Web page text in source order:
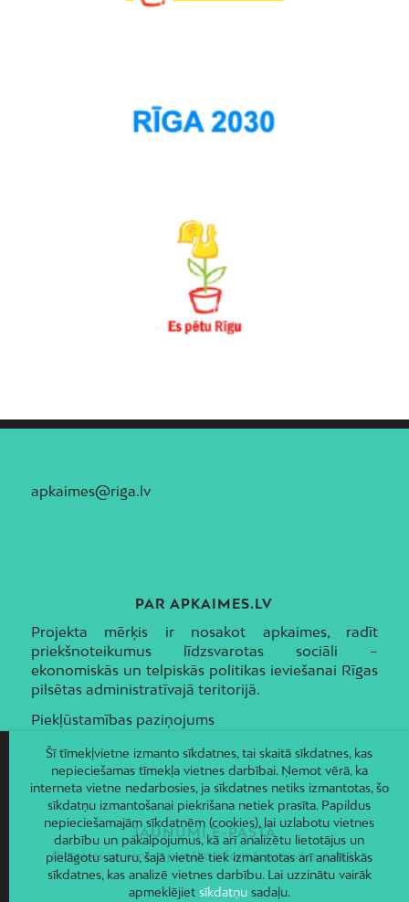
apkaimes@riga.lv
PAR APKAIMES.LV
Projekta mērķis ir nosakot apkaimes, radīt
priekšnoteikumus līdzsvarotas sociāli –
ekonomiskās un telpiskās politikas ieviešanai Rīgas
pilsētas administratīvajā teritorijā.
Piekļūstamības paziņojums
JAUNUMI E-PASTĀ
Piesakies un saņem jaunāko informāciju savā e-pastā!
Šī tīmekļvietne izmanto sīkdatnes, tai skaitā sīkdatnes, kas
nepieciešamas tīmekļa vietnes darbībai. Ņemot vērā, ka
interneta vietne nedarbosies, ja sīkdatnes netiks izmantotas, šo
sīkdatņu izmantošanai piekrišana netiek prasīta. Papildus
nepieciešamajām sīkdatnēm (cookies), lai uzlabotu vietnes
darbību un pakalpojumus, kā arī analizētu lietotājus un
pielāgotu saturu, šajā vietnē tiek izmantotas arī analītiskās
sīkdatnes, kas analizē vietnes darbību. Lai uzzinātu vairāk
apmeklējiet sīkdatņusadaļu.